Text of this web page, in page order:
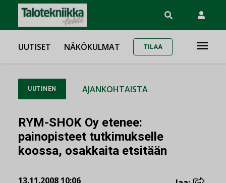
UUTISET NÄKÖKULMAT TILAA
UUTINEN AJANKOHTAISTA
RYM-SHOK Oy etenee:
painopisteet tutkimukselle
koossa, osakkaita etsitään
13.11.2008 10:06